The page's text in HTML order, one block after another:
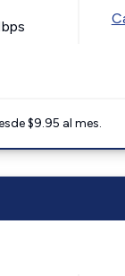
$9.95 al mes.